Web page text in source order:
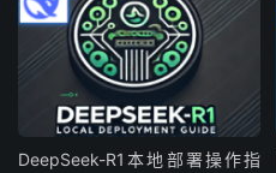
DeepSeek-R1本地部署操作指